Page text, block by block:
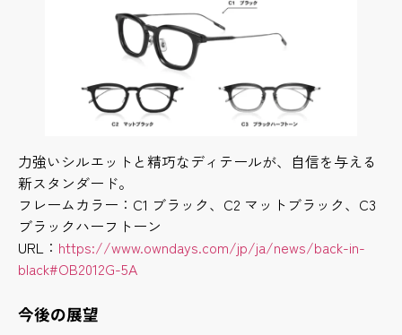
力強いシルエットと精巧なディテールが、自信を与える
新スタンダード。
フレームカラー：C1 ブラック、C2 マットブラック、C3
ブラックハーフトーン
URL： https://www.owndays.com/jp/ja/news/back-in-
black#OB2012G-5A
今後の展望